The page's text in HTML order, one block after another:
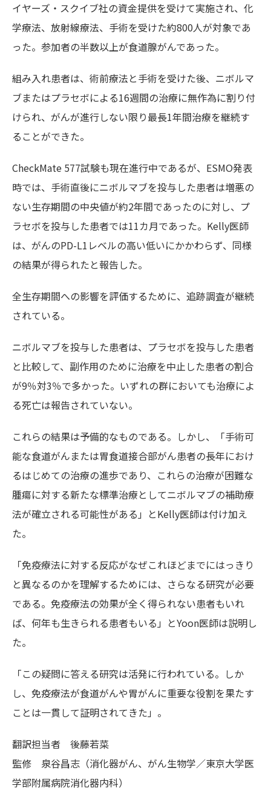
イヤーズ・スクイブ社の資金提供を受けて実施され、化
学療法、放射線療法、手術を受けた約800人が対象であ
った。参加者の半数以上が食道腺がんであった。
組み入れ患者は、術前療法と手術を受けた後、ニボルマ
ブまたはプラセボによる16週間の治療に無作為に割り付
けられ、がんが進行しない限り最長1年間治療を継続す
ることができた。
CheckMate 577試験も現在進行中であるが、ESMO発表
時では、手術直後にニボルマブを投与した患者は増悪の
ない生存期間の中央値が約2年間であったのに対し、プ
ラセボを投与した患者では11カ月であった。Kelly医師
は、がんのPD-L1レベルの高い低いにかかわらず、同様
の結果が得られたと報告した。
全生存期間への影響を評価するために、追跡調査が継続
されている。
ニボルマブを投与した患者は、プラセボを投与した患者
と比較して、副作用のために治療を中止した患者の割合
が9％対3％で多かった。いずれの群においても治療によ
る死亡は報告されていない。
これらの結果は予備的なものである。しかし、「手術可
能な食道がんまたは胃食道接合部がん患者の長年におけ
るはじめての治療の進歩であり、これらの治療が困難な
腫瘍に対する新たな標準治療としてニボルマブの補助療
法が確立される可能性がある」とKelly医師は付け加え
た。
「免疫療法に対する反応がなぜこれほどまでにはっきり
と異なるのかを理解するためには、さらなる研究が必要
である。免疫療法の効果が全く得られない患者もいれ
ば、何年も生きられる患者もいる」とYoon医師は説明し
た。
「この疑問に答える研究は活発に行われている。しか
し、免疫療法が食道がんや胃がんに重要な役割を果たす
ことは一貫して証明されてきた」。
翻訳担当者 後藤若菜
監修 泉谷昌志（消化器がん、がん生物学／東京大学医
学部附属病院消化器内科）